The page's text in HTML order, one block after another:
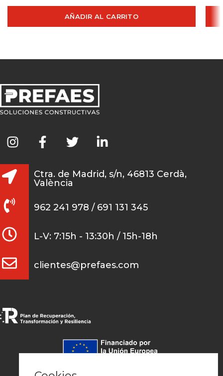
AÑADIR AL CARRITO
Ctra. de Madrid, s/n, 46813 Cerdà,
València
962 241 978 / 691 131 345
L-V: 7:15h - 13:30h / 15h-18h
clientes@prefaes.com